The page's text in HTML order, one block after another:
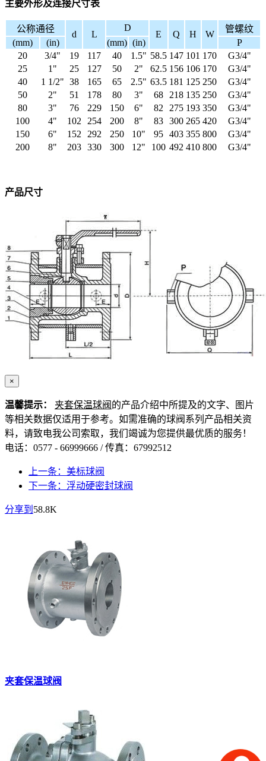
主要外形及连接尺寸表
公称通径
d L
D
E Q H W
管螺纹
(mm)
(in) (mm) (in)
P
20
3/4" 19 117 40 1.5" 58.5 147 101 170
G3/4"
25
1" 25 127 50 2" 62.5 156 106 170
G3/4"
40
1 1/2" 38 165 65 2.5" 63.5 181 125 250
G3/4"
50
2" 51 178 80 3" 68 218 135 250
G3/4"
80
3" 76 229 150 6" 82 275 193 350
G3/4"
100
4" 102 254 200 8" 83 300 265 420
G3/4"
150
6" 152 292 250 10" 95 403 355 800
G3/4"
200
8" 203 330 300 12" 100 492 410 800 G3/4"
产品尺寸
×
温馨提示： 夹套保温球阀 的产品介绍中所提及的文字、图片
等相关数据仅适用于参考。如需准确的球阀系列产品相关资
料，请致电我公司索取，我们竭诚为您提供最优质的服务！
电话：0577 - 66999666 / 传真：67992512
上一条：美标球阀
下一条：浮动硬密封球阀
分享到 58.8K
夹套保温球阀